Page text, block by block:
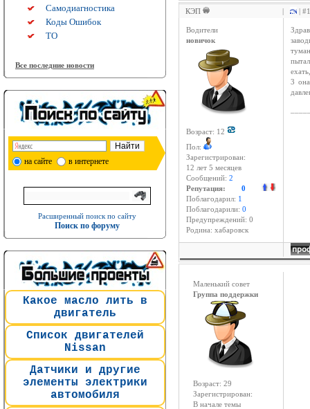
Самодиагностика
Коды Ошибок
ТО
Все последние новости
на сайте в интернете
Расширенный поиск по сайту
Поиск по форуму
Какое масло лить в
двигатель
Список двигателей
Nissan
Датчики и другие
элементы электрики
автомобиля
КЭП | |
Водители
новичок
Возраст: 12
Пол:
Зарегистрирован:
12 лет 5 месяцев
Сообщений: 2
Репутация: 0
Поблагодарил: 1
Поблагодарили: 0
Предупреждений: 0
Родина: хабаровск
3 она
Маленький совет
Группа поддержки
Возраст: 29
Зарегистрирован:
В начале темы